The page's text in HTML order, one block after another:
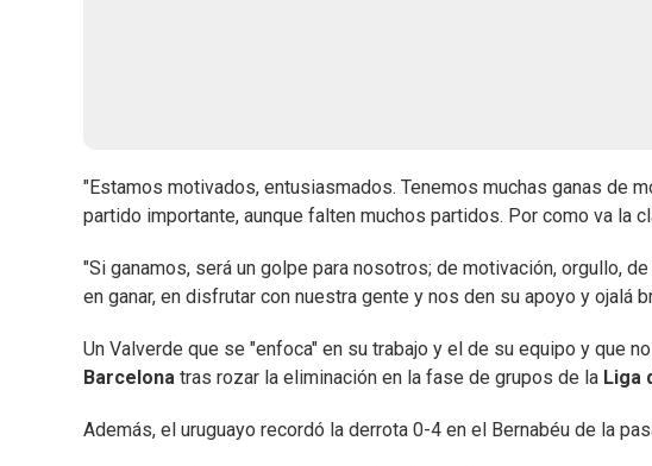
"Estamos motivados, entusiasmados. Tenemos muchas ganas de
partido importante, aunque falten muchos partidos. Por como va la
"Si ganamos, será un golpe para nosotros; de motivación, orgullo,
en ganar, en disfrutar con nuestra gente y nos den su apoyo y ojalá
Un Valverde que se "enfoca" en su trabajo y el de su equipo y que
Barcelona tras rozar la eliminación en la fase de grupos de la Liga
Además, el uruguayo recordó la derrota 0-4 en el Bernabéu de la